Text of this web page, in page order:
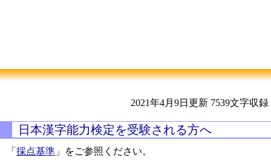
2021年4月9日更新 7539文字収録
日本漢字能力検定を受験される方へ
「採点基準 」をご参照ください。